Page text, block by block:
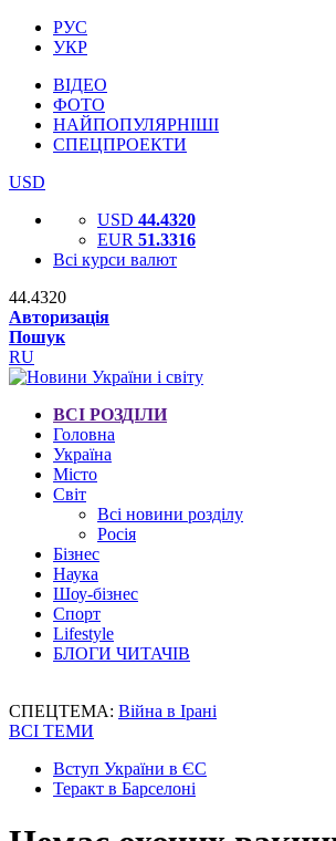
РУС
УКР
ВІДЕО
ФОТО
НАЙПОПУЛЯРНІШІ
СПЕЦПРОЕКТИ
USD
USD 44.4320
EUR 51.3316
Всі курси валют
44.4320
Авторизація
Пошук
RU
ВСІ РОЗДІЛИ
Головна
Україна
Місто
Світ
Всі новини розділу
Росія
Бізнес
Наука
Шоу-бізнес
Спорт
Lifestyle
БЛОГИ ЧИТАЧІВ
СПЕЦТЕМА: Війна в Ірані
ВСІ ТЕМИ
Вступ України в ЄС
Теракт в Барселоні